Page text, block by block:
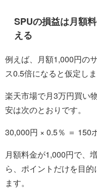
SPUの損益は月額
える
例えば、月額1,000円の
ス0.5倍になると仮定しま
楽天市場で月3万円買い
安は次のとおりです。
30,000円 × 0.5％ ＝ 150
月額料金が1,000円で、
ら、ポイントだけを目
ます。